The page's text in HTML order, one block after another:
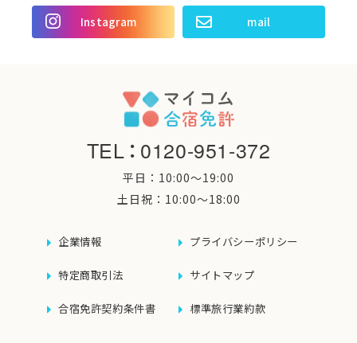
Instagram mail
TEL：0120-951-372
平日：10:00〜19:00
土日祝：10:00〜18:00
企業情報 プライバシーポリシー
特定商取引法 サイトマップ
合宿免許契約条件書 標準旅行業約款